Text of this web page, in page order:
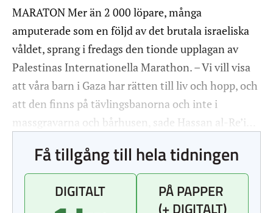
MARATON Mer än 2 000 löpare, många
amputerade som en följd av det brutala israeliska
våldet, sprang i fredags den tionde upplagan av
Palestinas Internationella Marathon. – Vi vill visa
att våra barn i Gaza har rätten till liv och hopp, och
att den finns på tävlingsbanorna och inte i
massgravarna och bårhusen, sade Hassan al-Re’i…
Få tillgång till hela tidningen
DIGITALT
PÅ PAPPER